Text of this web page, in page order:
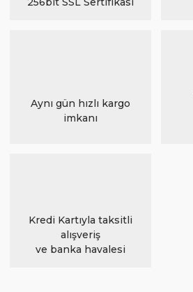
Aynı gün hızlı kargo
imkanı
Kredi Kartıyla taksitli
alışveriş
ve banka havalesi